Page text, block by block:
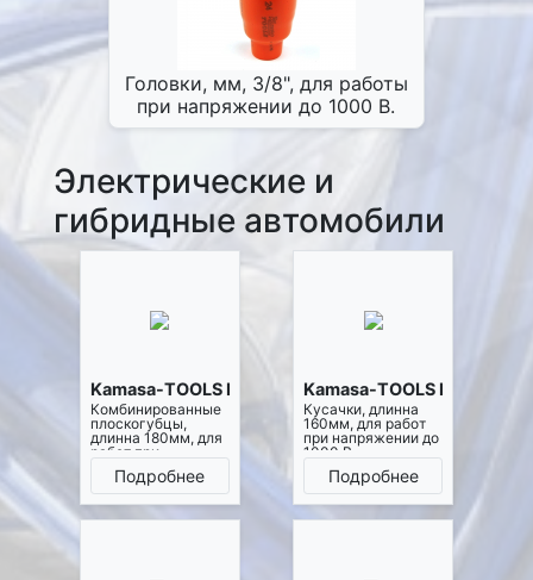
Головки, мм, 3/8", для работы
при напряжении до 1000 В.
Электрические и
гибридные автомобили
Kamasa-TOOLS K10453
Комбинированные
плоскогубцы,
длинна 180мм, для
работ при
напряжении до
1000 В.
Подробнее
Kamasa-TOOLS K10454
Кусачки, длинна
160мм, для работ
при напряжении до
1000 В.
Подробнее